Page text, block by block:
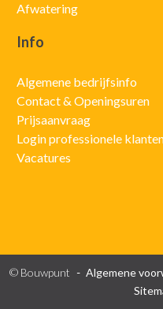
Afwatering
Info
Algemene bedrijfsinfo
Contact & Openingsuren
Prijsaanvraag
Login professionele
Vacatures
© Bouwpunt Algemene